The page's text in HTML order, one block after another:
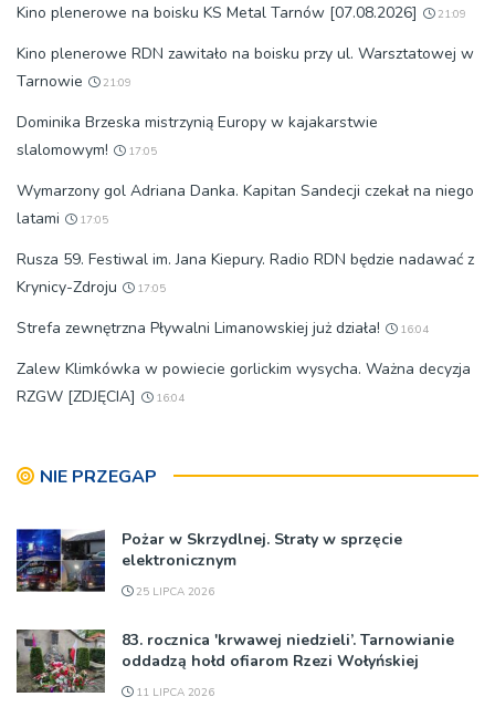
Kino plenerowe na boisku KS Metal Tarnów [07.08.2026] 21:09
Kino plenerowe RDN zawitało na boisku przy ul. Warsztatowej w
Tarnowie
21:09
Dominika Brzeska mistrzynią Europy w kajakarstwie
slalomowym!
17:05
Wymarzony gol Adriana Danka. Kapitan Sandecji czekał na niego
latami
17:05
Rusza 59. Festiwal im. Jana Kiepury. Radio RDN będzie nadawać z
Krynicy-Zdroju
17:05
Strefa zewnętrzna Pływalni Limanowskiej już działa! 16:04
Zalew Klimkówka w powiecie gorlickim wysycha. Ważna decyzja
RZGW [ZDJĘCIA]
16:04
NIE PRZEGAP
Pożar w Skrzydlnej. Straty w sprzęcie
elektronicznym
25 LIPCA 2026
83. rocznica 'krwawej niedzieli’. Tarnowianie
oddadzą hołd ofiarom Rzezi Wołyńskiej
11 LIPCA 2026